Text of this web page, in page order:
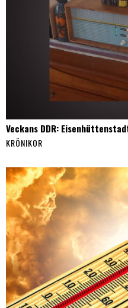
Veckans DDR:
KRÖNIKOR